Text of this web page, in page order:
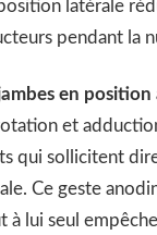
latérale
pendant la
en position
et
qui sollicitent
Ce geste
à lui seul